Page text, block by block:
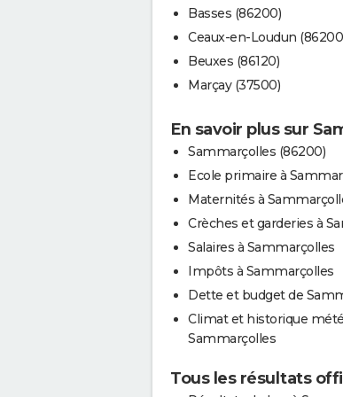
Basses (86200)
Ceaux-en-Loudun
Beuxes (86120)
Marçay (37500)
En savoir plus sur
Sammarçolles (86200)
Ecole primaire à
Maternités à
Crèches et garderies à
Salaires à Sammarçolles
Impôts à Sammarçolles
Dette et budget de
Climat et historique
Sammarçolles
Tous les résultats